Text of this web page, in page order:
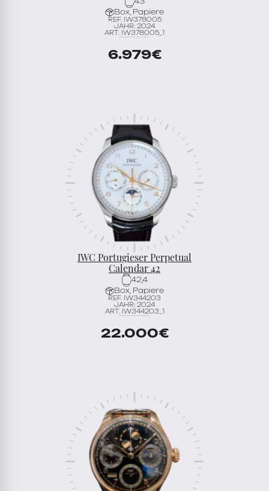
Box, Papiere
REF. IW378005
JAHR: 2024
ART. IW378005_1
6.979€
IWC Portugieser Perpetual
Calendar 42
42,4
Box, Papiere
REF. IW344203
JAHR: 2024
ART. IW344203_1
22.000€